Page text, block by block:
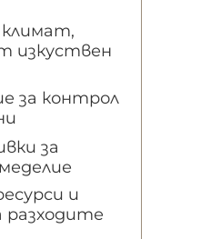
изкуствен
за контрол
за
и
разходите